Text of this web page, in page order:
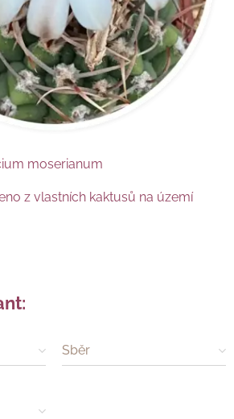
moserianum
z vlastních kaktusů na území
Sběr